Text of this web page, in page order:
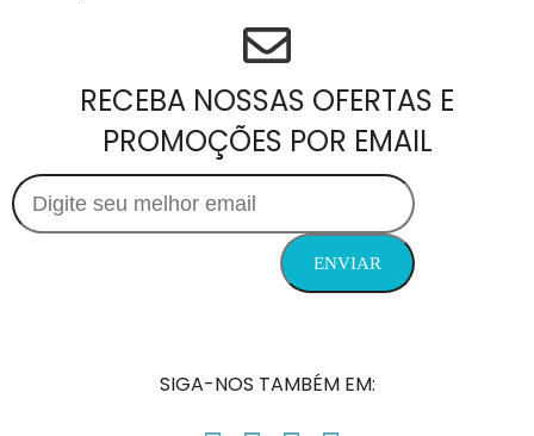
RECEBA NOSSAS OFERTAS E
PROMOÇÕES POR EMAIL
SIGA-NOS TAMBÉM EM: